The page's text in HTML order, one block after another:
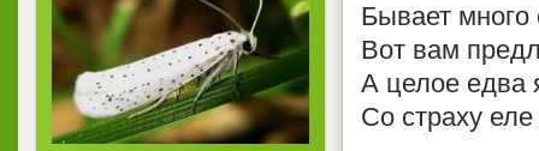
Бывает много
Вот вам
А целое едва
Со страху